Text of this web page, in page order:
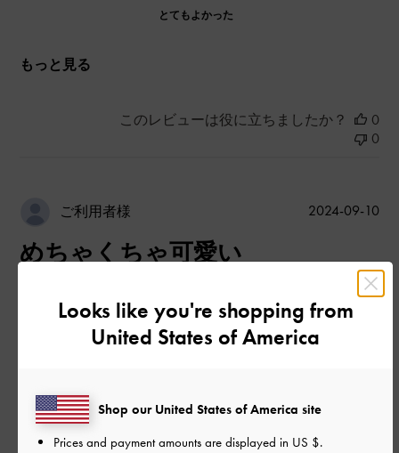
とてもよかった
もっと見る
このレビューは役に立ちましたか？
0
0
ご利用者様
めちゃくちゃ可愛い
めちゃくちゃ物が入るわけではないけど、財布、定期、ポー
チ、スマホなど最低限必要なものは余裕。使いやすくて可愛す
サイズ: その他（シューズ以外）
デザイン
公
2024-09-10
Looks like you're shopping from
United States of America
Shop our United States of America site
Prices and payment amounts are displayed in US $.